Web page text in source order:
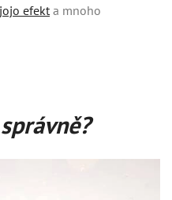
efekta mnoho